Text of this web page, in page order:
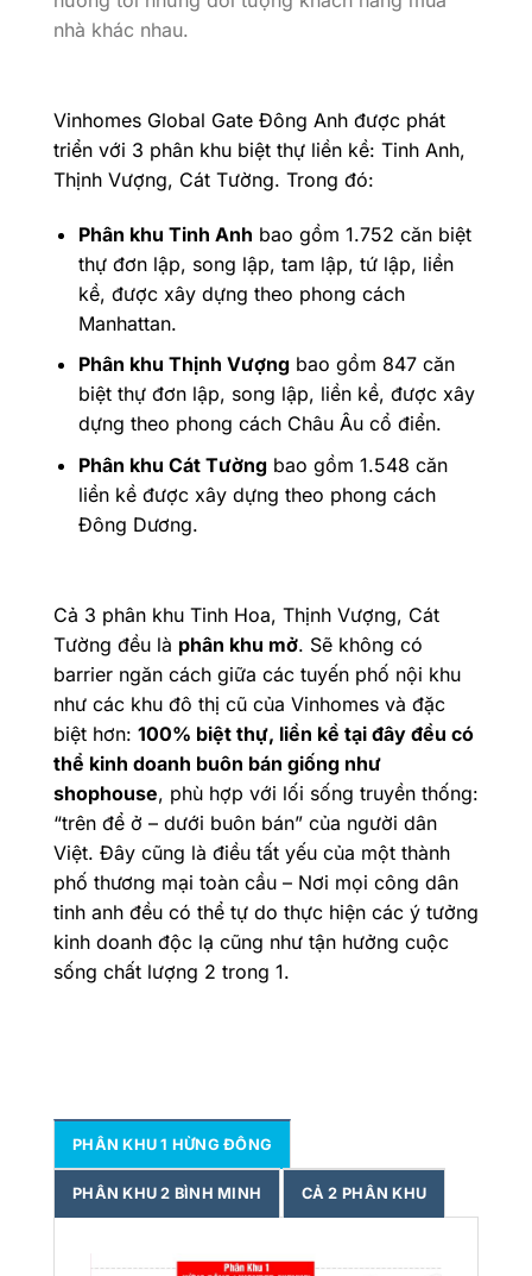
nhà khác nhau.
Vinhomes Global Gate Đông Anh được phát
triển với 3 phân khu biệt thự liền kề: Tinh Anh,
Thịnh Vượng, Cát Tường. Trong đó:
Phân khu Tinh Anh bao gồm 1.752 căn biệt
thự đơn lập, song lập, tam lập, tứ lập, liền
kề, được xây dựng theo phong cách
Manhattan.
Phân khu Thịnh Vượngbao gồm 847 căn
biệt thự đơn lập, song lập, liền kề, được xây
dựng theo phong cách Châu Âu cổ điển.
Phân khu Cát Tườngbao gồm 1.548 căn
liền kề được xây dựng theo phong cách
Đông Dương.
Cả 3 phân khu Tinh Hoa, Thịnh Vượng, Cát
Tường đều là phân khu mở. Sẽ không có
barrier ngăn cách giữa các tuyến phố nội khu
như các khu đô thị cũ của Vinhomes và đặc
biệt hơn: 100% biệt thự, liền kề tại đây đều có
thể kinh doanh buôn bán giống như
shophouse, phù hợp với lối sống truyền thống:
“trên để ở – dưới buôn bán” của người dân
Việt. Đây cũng là điều tất yếu của một thành
phố thương mại toàn cầu – Nơi mọi công dân
tinh anh đều có thể tự do thực hiện các ý tưởng
kinh doanh độc lạ cũng như tận hưởng cuộc
sống chất lượng 2 trong 1.
PHÂN KHU 1 HỪNG ĐÔNG
PHÂN KHU 2 BÌNH MINH CẢ 2 PHÂN KHU